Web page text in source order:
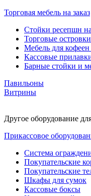
Торговая мебель на заказ
Стойки ресепшн на
Торговые островки
Мебель для
Кассовые
Барные стойки и
Павильоны
Витрины
Другое оборудование
Прикассовое
Система
Покупательские
Покупательские
Шкафы для сумок
Кассовые боксы